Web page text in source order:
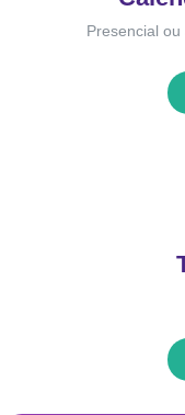
Presencial ou